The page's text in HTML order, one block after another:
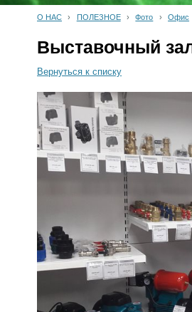
О НАС › ПОЛЕЗНОЕ › Фото › Офис
Выставочный
Вернуться к списку